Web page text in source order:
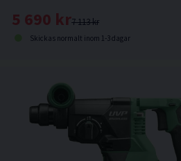
7 113 kr
5 690 kr
Skickas normalt inom 1-3 dagar